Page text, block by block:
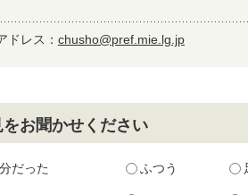
ドレス： chusho@pref.mie.lg.jp
お聞かせください
だった ふつう